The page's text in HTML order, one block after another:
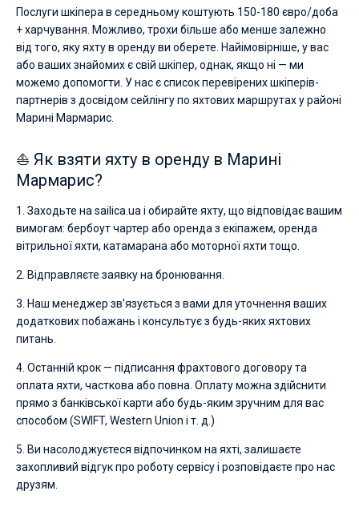
Послуги шкіпера в середньому коштують 150-180 євро/доба
+ харчування. Можливо, трохи більше або менше залежно
від того, яку яхту в оренду ви оберете. Найімовірніше, у вас
або ваших знайомих є свій шкіпер, однак, якщо ні — ми
можемо допомогти. У нас є список перевірених шкіперів-
партнерів з досвідом сейлінгу по яхтових маршрутах у районі
Марині Мармарис.
⛵ Як взяти яхту в оренду в Марині
Мармарис?
1. Заходьте на sailica.ua і обирайте яхту, що відповідає вашим
вимогам: бербоут чартер або оренда з екіпажем, оренда
вітрильної яхти, катамарана або моторної яхти тощо.
2. Відправляєте заявку на бронювання.
3. Наш менеджер зв'язується з вами для уточнення ваших
додаткових побажань і консультує з будь-яких яхтових
питань.
4. Останній крок — підписання фрахтового договору та
оплата яхти, часткова або повна. Оплату можна здійснити
прямо з банківської карти або будь-яким зручним для вас
способом (SWIFT, Western Union і т. д.)
5. Ви насолоджуєтеся відпочинком на яхті, залишаєте
захопливий відгук про роботу сервісу і розповідаєте про нас
друзям.